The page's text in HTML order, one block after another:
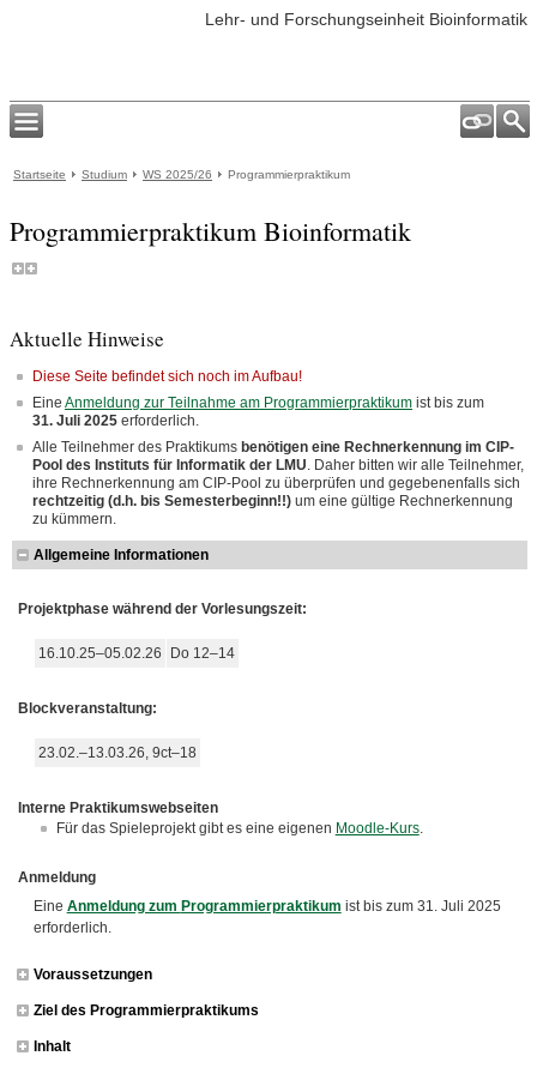
Lehr- und Forschungseinheit Bioinformatik
Startseite Studium WS 2025/26 Programmierpraktikum
Programmierpraktikum Bioinformatik
Aktuelle Hinweise
Diese Seite befindet sich noch im Aufbau!
Eine Anmeldung zur Teilnahme am Programmierpraktikum ist bis zum
31. Juli 2025 erforderlich.
Alle Teilnehmer des Praktikums benötigen eine Rechnerkennung im CIP-
Pool des Instituts für Informatik der LMU. Daher bitten wir alle Teilnehmer,
ihre Rechnerkennung am CIP-Pool zu überprüfen und gegebenenfalls sich
rechtzeitig (d.h. bis Semesterbeginn!!) um eine gültige Rechnerkennung
zu kümmern.
Allgemeine Informationen
Projektphase während der Vorlesungszeit:
16.10.25–05.02.26 Do 12–14
Blockveranstaltung:
23.02.–13.03.26, 9ct–18
Interne Praktikumswebseiten
Für das Spieleprojekt gibt es eine eigenen Moodle-Kurs.
Anmeldung
Eine
Anmeldung zum Programmierpraktikum ist bis zum 31. Juli 2025
erforderlich.
Voraussetzungen
Ziel des Programmierpraktikums
Inhalt